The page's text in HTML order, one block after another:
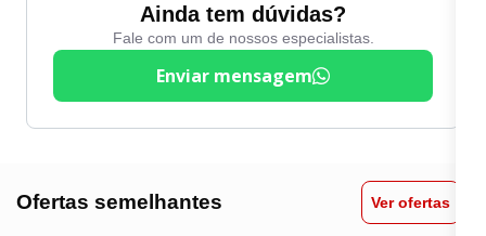
Ainda tem dúvidas?
Fale com um de nossos especialistas.
Enviar mensagem
Ofertas semelhantes Ver ofertas